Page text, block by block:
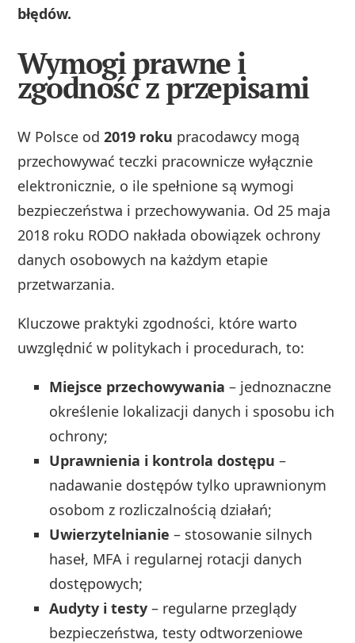
błędów.
Wymogi prawne i
zgodność z przepisami
W Polsce od2019 roku pracodawcy mogą
przechowywać teczki pracownicze wyłącznie
elektronicznie, o ile spełnione są wymogi
bezpieczeństwa i przechowywania. Od 25 maja
2018 roku RODO nakłada obowiązek ochrony
danych osobowych na każdym etapie
przetwarzania.
Kluczowe praktyki zgodności, które warto
uwzględnić w politykach i procedurach, to:
Miejsce przechowywania – jednoznaczne
określenie lokalizacji danych i sposobu ich
ochrony;
Uprawnienia i kontrola dostępu –
nadawanie dostępów tylko uprawnionym
osobom z rozliczalnością działań;
Uwierzytelnianie – stosowanie silnych
haseł, MFA i regularnej rotacji danych
dostępowych;
Audyty i testy – regularne przeglądy
bezpieczeństwa, testy odtworzeniowe